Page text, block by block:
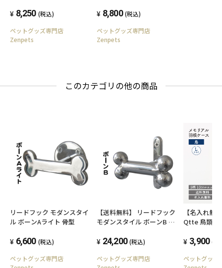
8,250 (税込)
ペットグッズ専門店
Zenpets
8,800 (税込)
ペットグッズ専門店
Zenpets
このカテゴリの他の商品
リードフック モダンスタイ
ル ボーンAライト 骨型
6,600 (税込)
ペットグッズ専門店
【送料無料】 リードフック
モダンスタイル ボーンB 骨
24,200 (税込)
ペットグッズ専門店
【名入れ無
Qtte 鳥類用
ズ 桐箱
3,900 (税
ペットグッ